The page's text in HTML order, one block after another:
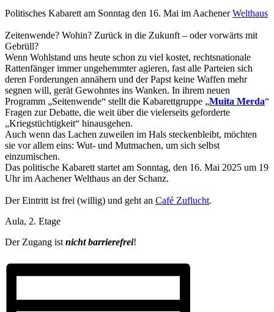
Politisches Kabarett am Sonntag den 16. Mai im AachenerWelthaus
Zeitenwende? Wohin? Zurück in die Zukunft – oder vorwärts mit
Gebrüll?
Wenn Wohlstand uns heute schon zu viel kostet, rechtsnationale
Rattenfänger immer ungehemmter agieren, fast alle Parteien sich
deren Forderungen annähern und der Papst keine Waffen mehr
segnen will, gerät Gewohntes ins Wanken. In ihrem neuen
Programm „Seitenwende“ stellt die Kabarettgruppe „Muita Merda“
Fragen zur Debatte, die weit über die vielerseits geforderte
„Kriegstüchtigkeit“ hinausgehen.
Auch wenn das Lachen zuweilen im Hals steckenbleibt, möchten
sie vor allem eins: Wut- und Mutmachen, um sich selbst
einzumischen.
Das politische Kabarett startet am Sonntag, den 16. Mai 2025 um 19
Uhr im Aachener Welthaus an der Schanz.
Der Eintritt ist frei (willig) und geht an Café Zuflucht.
Aula, 2. Etage
Der Zugang ist nicht barrierefrei!